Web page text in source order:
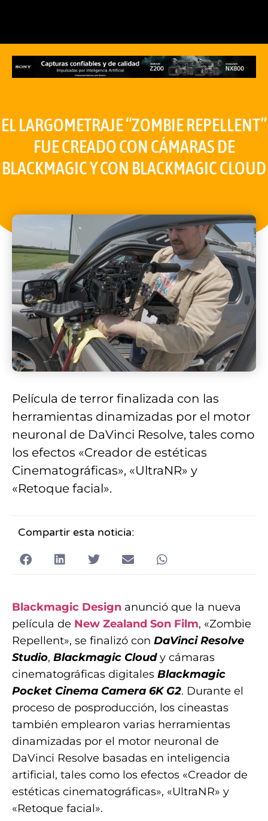
EL LARGOMETRAJE “ZOMBIE REPELLENT”
FUE CREADO CON CÁMARAS DE
BLACKMAGIC Y CON BLACKMAGIC CLOUD
Película de terror finalizada con las
herramientas dinamizadas por el motor
neuronal de DaVinci Resolve, tales como
los efectos «Creador de estéticas
Cinematográficas», «UltraNR» y
«Retoque facial».
Compartir esta noticia:
Blackmagic Design anunció que la nueva
película de New Zealand Son Film, «Zombie
Repellent», se finalizó con DaVinci Resolve
Studio, Blackmagic Cloudy cámaras
cinematográficas digitales Blackmagic
Pocket Cinema Camera 6K G2. Durante el
proceso de posproducción, los cineastas
también emplearon varias herramientas
dinamizadas por el motor neuronal de
DaVinci Resolve basadas en inteligencia
artificial, tales como los efectos «Creador de
estéticas cinematográficas», «UltraNR» y
«Retoque facial».